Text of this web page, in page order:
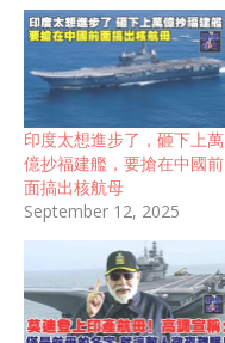
印度太想進步了，砸下上萬
億抄福建艦，要搶在中國前
面搞出核航母
September 12, 2025